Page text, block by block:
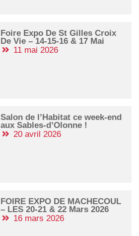
Foire Expo De St Gilles Croix
De Vie – 14-15-16 & 17 Mai
11 mai 2026
Salon de l’Habitat ce week-end
aux Sables-d’Olonne !
20 avril 2026
FOIRE EXPO DE MACHECOUL
– LES 20-21 & 22 Mars 2026
16 mars 2026